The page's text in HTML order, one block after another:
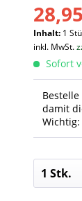
Inhalt: 1
inkl. MwSt.
Sofort
damit